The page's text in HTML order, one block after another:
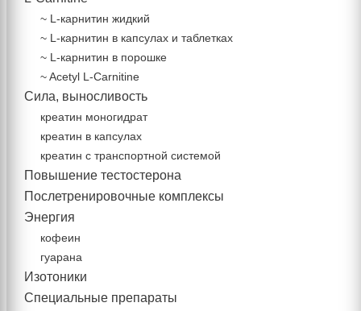
~ L-карнитин жидкий
~ L-карнитин в капсулах и таблетках
~ L-карнитин в порошке
~ Acetyl L-Carnitine
Сила, выносливость
креатин моногидрат
креатин в капсулах
креатин с транспортной системой
Повышение тестостерона
Послетренировочные комплексы
Энергия
кофеин
гуарана
Изотоники
Специальные препараты